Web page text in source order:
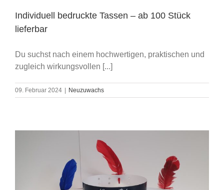
Individuell bedruckte Tassen – ab 100 Stück
lieferbar
Du suchst nach einem hochwertigen, praktischen und
zugleich wirkungsvollen [...]
09. Februar 2024 Neuzuwachs